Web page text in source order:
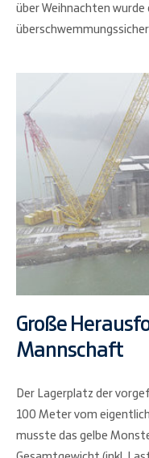
über Weihnachten wurde
Große
Mannschaft
Der Lagerplatz der
100 Meter vom
musste das gelbe